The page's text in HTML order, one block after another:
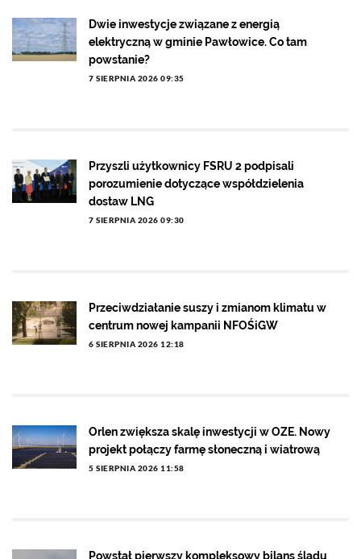
Dwie inwestycje związane z energią
elektryczną w gminie Pawłowice. Co tam
powstanie?
7 SIERPNIA 2026 09:35
Przyszli użytkownicy FSRU 2 podpisali
porozumienie dotyczące współdzielenia
dostaw LNG
7 SIERPNIA 2026 09:30
Przeciwdziałanie suszy i zmianom klimatu w
centrum nowej kampanii NFOŚiGW
6 SIERPNIA 2026 12:18
Orlen zwiększa skalę inwestycji w OZE. Nowy
projekt połączy farmę słoneczną i wiatrową
5 SIERPNIA 2026 11:58
Powstał pierwszy kompleksowy bilans śladu